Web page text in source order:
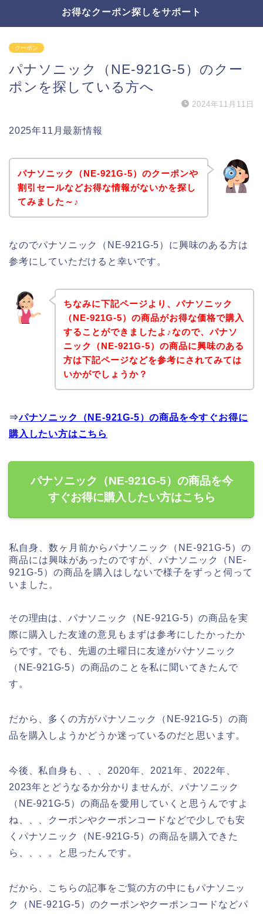
お得なクーポン探しをサポート
クーポン
パナソニック（NE-921G-5）のクー
ポンを探している方へ
2024年11月11日
2025年11月最新情報
パナソニック（NE-921G-5）のクーポンや
割引セールなどお得な情報がないかを探し
てみました～♪
なのでパナソニック（NE-921G-5）に興味のある方は
参考にしていただけると幸いです。
ちなみに下記ページより、パナソニック
（NE-921G-5）の商品がお得な価格で購入
することができましたよ♪なので、パナソ
ニック（NE-921G-5）の商品に興味のある
方は下記ページなどを参考にされてみては
いかがでしょうか？
⇒パナソニック（NE-921G-5）の商品を今すぐお得に
購入したい方はこちら
パナソニック（NE-921G-5）の商品を今
すぐお得に購入したい方はこちら
私自身、数ヶ月前からパナソニック（NE-921G-5）の
商品には興味があったのですが、パナソニック（NE-
921G-5）の商品を購入はしないで様子をずっと伺って
いました。
その理由は、パナソニック（NE-921G-5）の商品を実
際に購入した友達の意見もまずは参考にしたかったか
らです。でも、先週の土曜日に友達がパナソニック
（NE-921G-5）の商品のことを私に聞いてきたんで
す。
だから、多くの方がパナソニック（NE-921G-5）の商
品を購入しようかどうか迷っているのだと思います。
今後、私自身も、、、2020年、2021年、2022年、
2023年とどうなるか分かりませんが、パナソニック
（NE-921G-5）の商品を愛用していくと思うんですよ
ね、、、クーポンやクーポンコードなどで少しでも安
くパナソニック（NE-921G-5）の商品を購入できた
ら、、、。と思ったんです。
だから、こちらの記事をご覧の方の中にもパナソニッ
ク（NE-921G-5）のクーポンやクーポンコードなどパ